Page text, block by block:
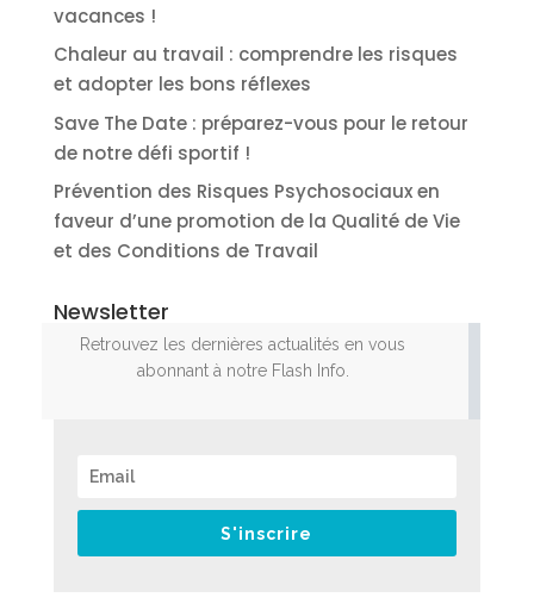
vacances !
Chaleur au travail : comprendre les risques
et adopter les bons réflexes
Save The Date : préparez-vous pour le retour
de notre défi sportif !
Prévention des Risques Psychosociaux en
faveur d’une promotion de la Qualité de Vie
et des Conditions de Travail
Newsletter
Retrouvez les dernières actualités en vous
abonnant à notre Flash Info.
S'inscrire